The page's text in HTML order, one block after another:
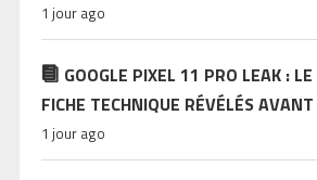
1 jour ago
GOOGLE PIXEL 11 PRO LEAK :
FICHE TECHNIQUE RÉVÉLÉS AVANT
1 jour ago